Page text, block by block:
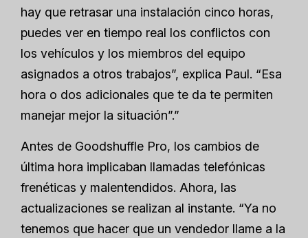
hay que retrasar una instalación cinco horas,
puedes ver en tiempo real los conflictos con
los vehículos y los miembros del equipo
asignados a otros trabajos”, explica Paul. “Esa
hora o dos adicionales que te da te permiten
manejar mejor la situación”.”
Antes de Goodshuffle Pro, los cambios de
última hora implicaban llamadas telefónicas
frenéticas y malentendidos. Ahora, las
actualizaciones se realizan al instante. “Ya no
tenemos que hacer que un vendedor llame a la